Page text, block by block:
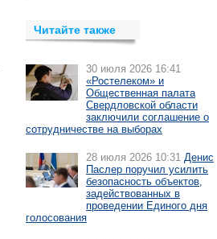
Читайте также
30 июля 2026 16:41
«Ростелеком» и
Общественная палата
Свердловской области
заключили соглашение о
сотрудничестве на выборах
28 июля 2026 10:31 Денис
Паслер поручил усилить
безопасность объектов,
задействованных в
проведении Единого дня
голосования